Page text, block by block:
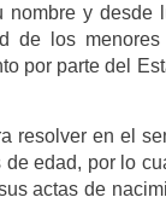
y desde
de los
por parte del
resolver en el
edad, por lo
actas de